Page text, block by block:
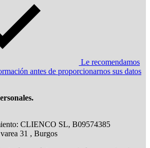
Le recomendamos
antes de proporcionarnos sus datos
CLIENCO SL, B09574385
31 , Burgos